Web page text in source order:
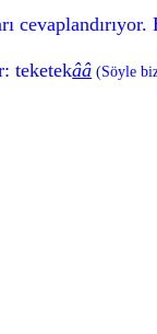
teketekââ (Söyle